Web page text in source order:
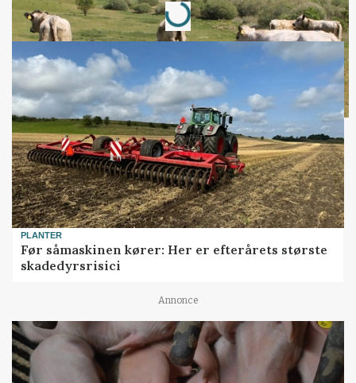
PLANTER
Før såmaskinen kører: Her er efterårets største
skadedyrsrisici
Annonce